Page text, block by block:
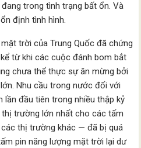
trong tình trạng bất ổn. Và
định tình hình.
trời của Trung Quốc đã chứng
từ khi các cuộc đánh bom bắt
chưa thể thực sự ăn mừng bởi
Nhu cầu trong nước đối với
lần đầu tiên trong nhiều thập kỷ
trường lớn nhất cho các tấm
thị trường khác — đã bị quá
pin năng lượng mặt trời lại dư